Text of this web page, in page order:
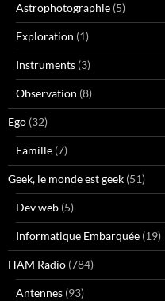
Astrophotographie (5)
Exploration (1)
Instruments (3)
Observation (8)
Ego (32)
Famille (7)
Geek, le monde est geek (51)
Dev web (5)
Informatique Embarquée (19)
HAM Radio (784)
Antennes (93)